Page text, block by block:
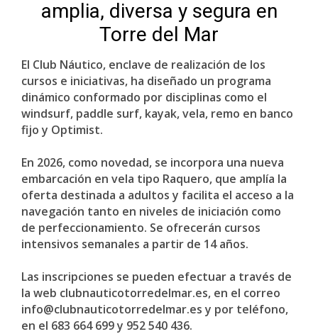
amplia, diversa y segura en
Torre del Mar
El Club Náutico, enclave de realización de los
cursos e iniciativas, ha diseñado un programa
dinámico conformado por disciplinas como el
windsurf, paddle surf, kayak, vela, remo en banco
fijo y Optimist.
En 2026, como novedad, se incorpora una nueva
embarcación en vela tipo Raquero, que amplía la
oferta destinada a adultos y facilita el acceso a la
navegación tanto en niveles de iniciación como
de perfeccionamiento. Se ofrecerán cursos
intensivos semanales a partir de 14 años.
Las inscripciones se pueden efectuar a través de
la web clubnauticotorredelmar.es, en el correo
info@clubnauticotorredelmar.es y por teléfono,
en el 683 664 699 y 952 540 436.